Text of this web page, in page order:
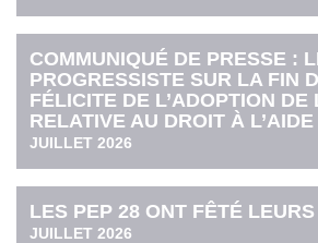
COMMUNIQUÉ DE PRESSE :
PROGRESSISTE SUR LA FIN
FÉLICITE DE L’ADOPTION DE
RELATIVE AU DROIT À
JUILLET 2026
LES PEP 28 ONT FÊTÉ
JUILLET 2026